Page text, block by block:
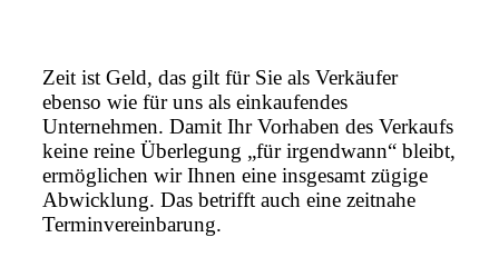
Zeit ist Geld, das gilt für Sie als Verkäufer
ebenso wie für uns als einkaufendes
Unternehmen. Damit Ihr Vorhaben des Verkaufs
keine reine Überlegung „für irgendwann“ bleibt,
ermöglichen wir Ihnen eine insgesamt zügige
Abwicklung. Das betrifft auch eine zeitnahe
Terminvereinbarung.